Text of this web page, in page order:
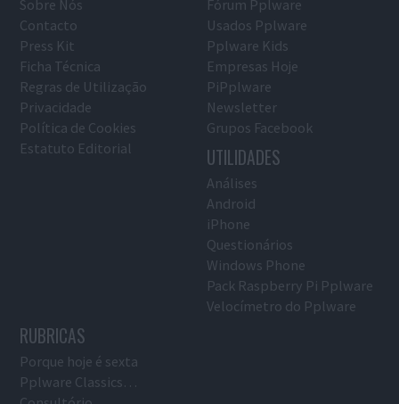
Sobre Nós
Contacto
Press Kit
Ficha Técnica
Regras de Utilização
Privacidade
Política de Cookies
Estatuto Editorial
Fórum Pplware
Usados Pplware
Pplware Kids
Empresas Hoje
PiPplware
Newsletter
Grupos Facebook
UTILIDADES
Análises
Android
iPhone
Questionários
Windows Phone
Pack Raspberry Pi Pplware
Velocímetro do Pplware
RUBRICAS
Porque hoje é sexta
Pplware Classics…